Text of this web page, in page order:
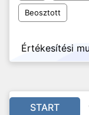
Beosztott
Értékesítési
START